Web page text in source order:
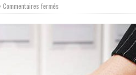
Commentaires fermés